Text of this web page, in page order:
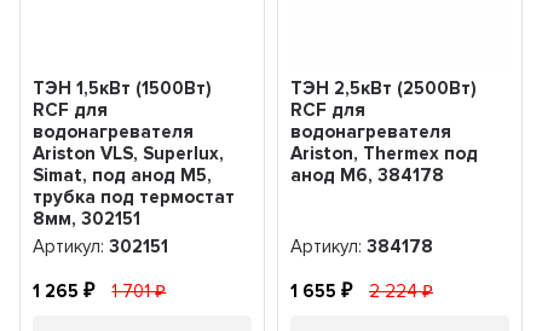
ТЭН 1,5кВт (1500Вт)
RCF для
водонагревателя
Ariston VLS, Superlux,
Simat, под анод М5,
трубка под термостат
8мм, 302151
Артикул:302151
1 265 1 701
ТЭН 2,5кВт (2500Вт)
RCF для
водонагревателя
Ariston, Thermex под
анод М6, 384178
Артикул: 384178
1 655 2 224